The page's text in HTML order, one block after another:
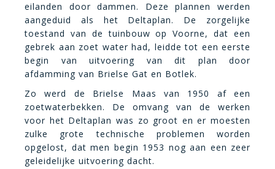
eilanden door dammen. Deze plannen werden
aangeduid als het Deltaplan. De zorgelijke
toestand van de tuinbouw op Voorne, dat een
gebrek aan zoet water had, leidde tot een eerste
begin van uitvoering van dit plan door
afdamming van Brielse Gat en Botlek.
Zo werd de Brielse Maas van 1950 af een
zoetwaterbekken. De omvang van de werken
voor het Deltaplan was zo groot en er moesten
zulke grote technische problemen worden
opgelost, dat men begin 1953 nog aan een zeer
geleidelijke uitvoering dacht.